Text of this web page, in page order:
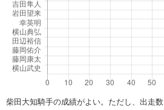
柴田大知騎手の成績がよい。ただし、出走